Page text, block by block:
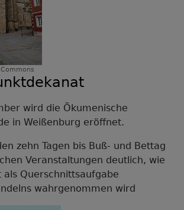
wird die Ökumenische
in Weißenburg eröffnet.
zehn Tagen bis Buß- und Bettag
Veranstaltungen deutlich, wie
als Querschnittsaufgabe
wahrgenommen wird